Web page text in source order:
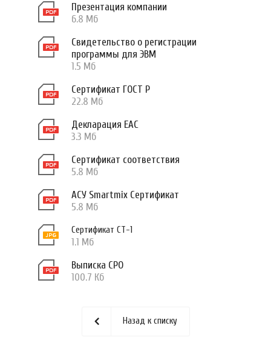
Презентация компании
6.8 Мб
Свидетельство о регистрации
программы для ЭВМ
1.5 Мб
Сертификат ГОСТ Р
22.8 Мб
Декларация ЕАС
3.3 Мб
Сертификат соответствия
5.8 Мб
АСУ Smartmix Сертификат
5.8 Мб
Сертификат СТ-1
1.1 Мб
Выписка СРО
100.7 Кб
Назад к списку